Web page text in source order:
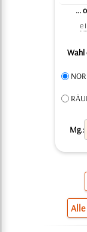
...
Wahl
Mg.: